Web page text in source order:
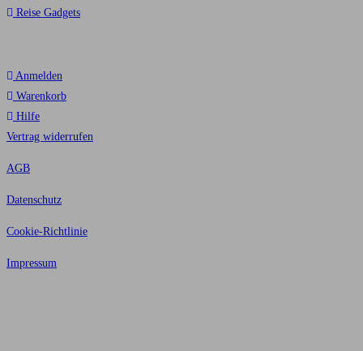
Reise Gadgets
Anmelden
Warenkorb
Hilfe
Vertrag widerrufen
AGB
Datenschutz
Cookie-Richtlinie
Impressum